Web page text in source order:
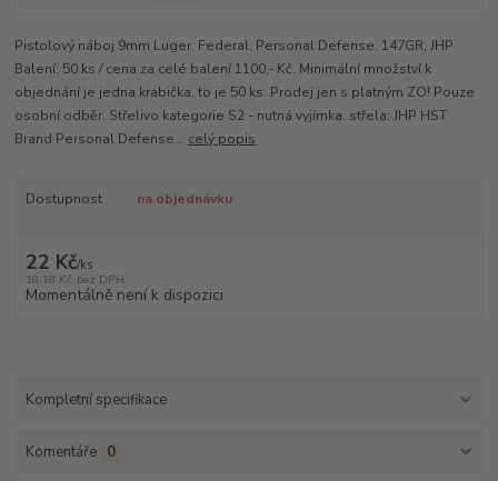
Pistolový náboj 9mm Luger, Federal, Personal Defense, 147GR, JHP
Balení: 50 ks / cena za celé balení 1100,- Kč. Minimální množství k
objednání je jedna krabička, to je 50 ks. Prodej jen s platným ZO! Pouze
osobní odběr. Střelivo kategorie S2 - nutná vyjímka. střela: JHP HST
Brand Personal Defense... celý popis
Dostupnost na objednávku
22 Kč/ks
18,18 Kč bez DPH
Momentálně není k dispozici
Kompletní specifikace
Komentáře 0